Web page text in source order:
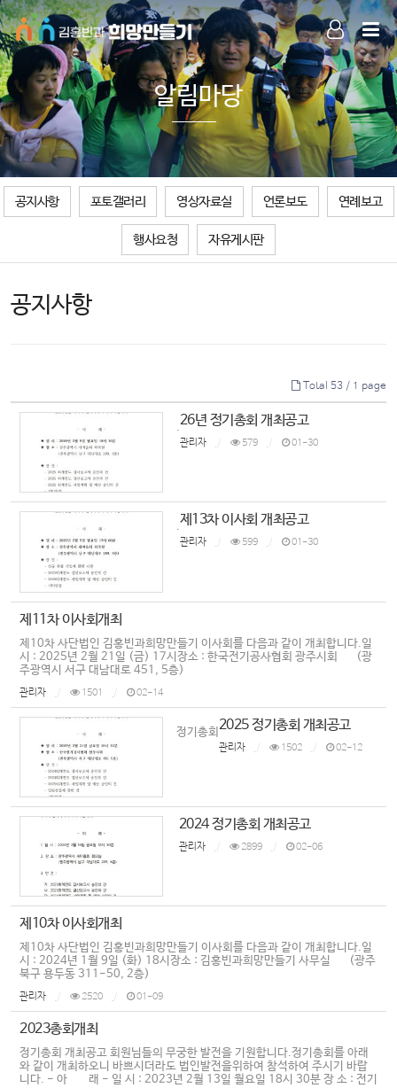
LOG IN
SIGN UP
알림마당
공지사항 포토갤러리 영상자료실 언론보도 연례보고
행사요청 자유게시판
공지사항
Total 53 / 1 page
26년 정기총회 개최공고
.
관리자 579 01-30
제13차 이사회 개최공고
.
관리자 599 01-30
제11차 이사회개최
제10차 사단법인 김홍빈과희망만들기 이사회를 다음과 같이 개최합니다.일
시 : 2025년 2월 21일 (금) 17시장소 : 한국전기공사협회 광주시회 (광
주광역시 서구 대남대로 451, 5층)
관리자 1501 02-14
2025 정기총회 개최공고
정기총회
관리자 1502 02-12
2024 정기총회 개최공고
관리자 2899 02-06
제10차 이사회개최
제10차 사단법인 김홍빈과희망만들기 이사회를 다음과 같이 개최합니다.일
시 : 2024년 1월 9일 (화) 18시장소 : 김홍빈과희망만들기 사무실 (광주
북구 용두동 311-50, 2층)
관리자 2520 01-09
2023총회개최
정기총회 개최공고 회원님들의 무궁한 발전을 기원합니다.정기총회를 아래
와 같이 개최하오니 바쁘시더라도 법인발전을위하여 참석하여 주시기 바랍
니다. - 아 래 - 일 시 : 2023년 2월 13일 월요일 18시 30분 장 소 : 전기